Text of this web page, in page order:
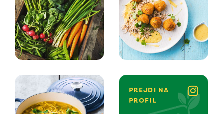
PREJDI NA
PROFIL